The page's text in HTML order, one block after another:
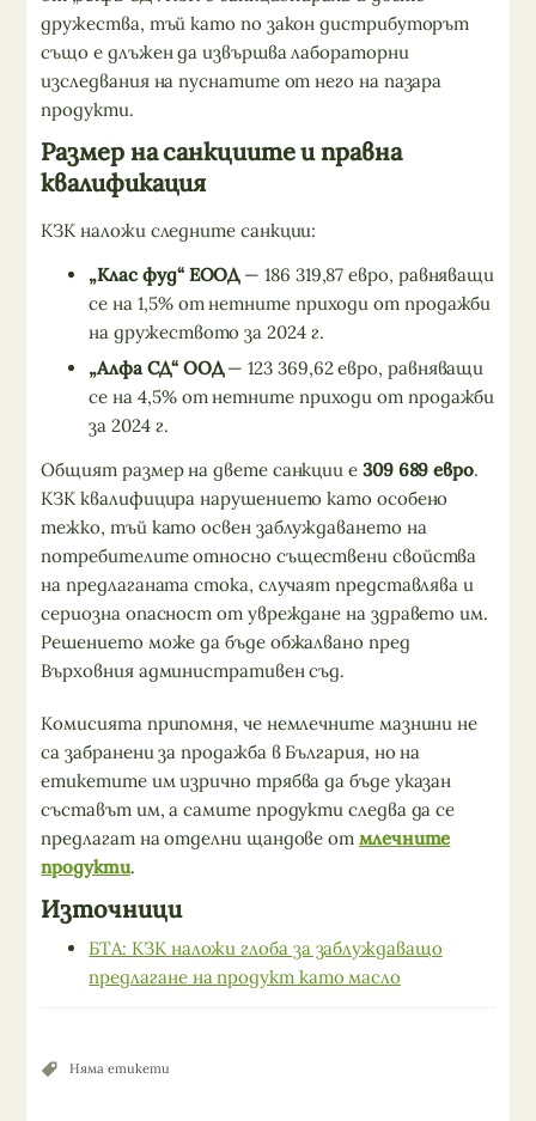
дружества, тъй като по закон дистрибуторът
също е длъжен да извършва лабораторни
изследвания на пуснатите от него на пазара
продукти.
Размер на санкциите и правна
квалификация
КЗК наложи следните санкции:
„Клас фуд“ ЕООД— 186 319,87 евро, равняващи
се на 1,5% от нетните приходи от продажби
на дружеството за 2024 г.
„Алфа СД“ ООД— 123 369,62 евро, равняващи
се на 4,5% от нетните приходи от продажби
за 2024 г.
Общият размер на двете санкции е 309 689 евро.
КЗК квалифицира нарушението като особено
тежко, тъй като освен заблуждаването на
потребителите относно съществени свойства
на предлаганата стока, случаят представлява и
сериозна опасност от увреждане на здравето им.
Решението може да бъде обжалвано пред
Върховния административен съд.
Комисията припомня, че немлечните мазнини не
са забранени за продажба в България, но на
етикетите им изрично трябва да бъде указан
съставът им, а самите продукти следва да се
предлагат на отделни щандове отмлечните
продукти.
Източници
БТА: КЗК наложи глоба за заблуждаващо
предлагане на продукт като масло
Няма етикети